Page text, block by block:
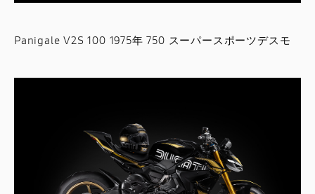
Panigale V2S 100 1975年 750 スーパースポーツデスモ